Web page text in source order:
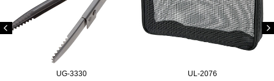
UG-3330
UL-2076